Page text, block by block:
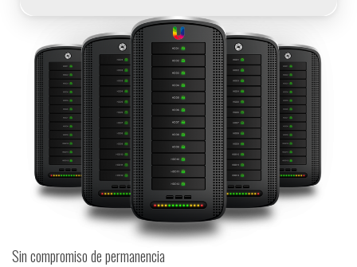
Sin compromiso de permanencia